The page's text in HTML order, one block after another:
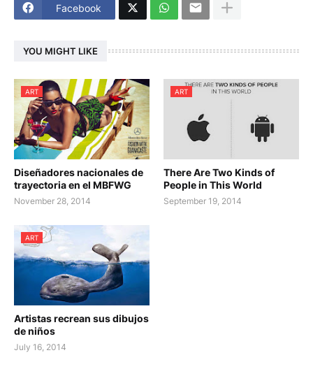
Facebook
YOU MIGHT LIKE
ART
Diseñadores nacionales de
trayectoria en el MBFWG
November 28, 2014
ART
There Are Two Kinds of
People in This World
September 19, 2014
ART
Artistas recrean sus dibujos
de niños
July 16, 2014